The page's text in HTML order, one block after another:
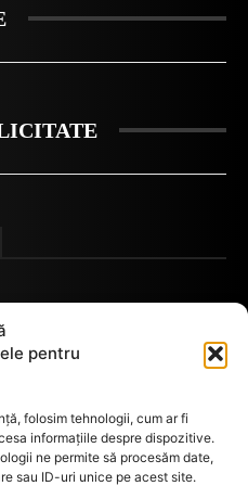
pentru
folosim tehnologii, cum ar fi
informațiile despre dispozitive.
ne permite să procesăm date,
sau ID-uri unice pe acest site.